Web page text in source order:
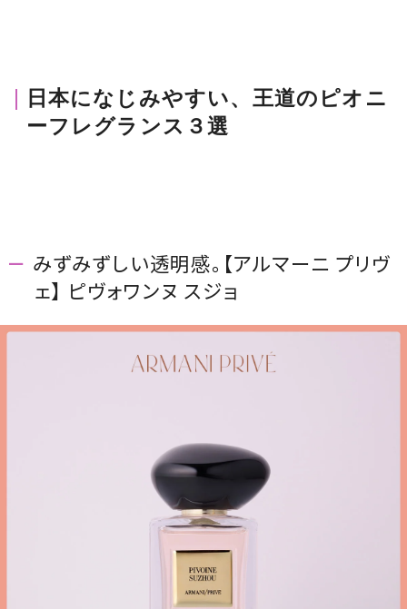
日本になじみやすい、王道のピオニ
ーフレグランス３選
みずみずしい透明感。【アルマーニ プリヴ
ェ】 ピヴォワンヌ スジョ